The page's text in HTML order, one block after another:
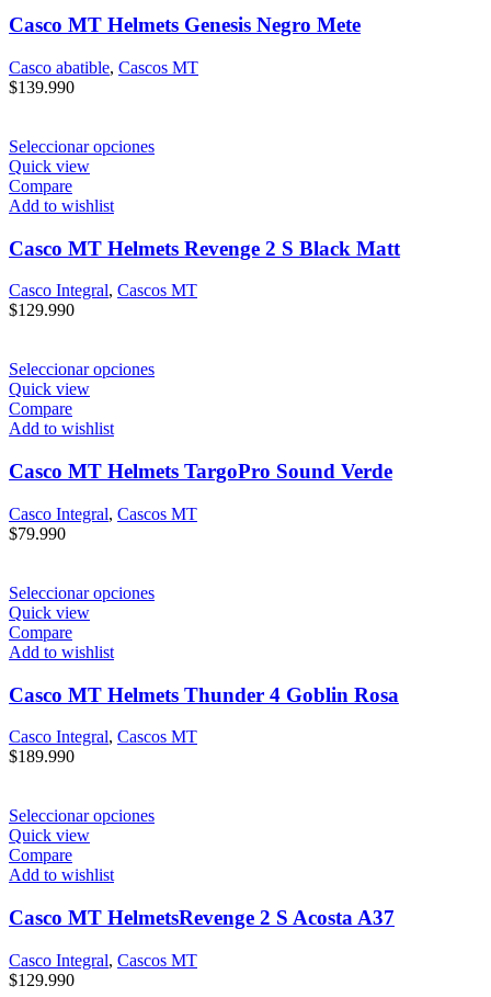
Casco MT Helmets Genesis Negro Mete
Casco abatible, Cascos MT
$139.990
Seleccionar opciones
Quick view
Compare
Add to wishlist
Casco MT Helmets Revenge 2 S Black Matt
Casco Integral, Cascos MT
$129.990
Seleccionar opciones
Quick view
Compare
Add to wishlist
Casco MT Helmets TargoPro Sound Verde
Casco Integral, Cascos MT
$79.990
Seleccionar opciones
Quick view
Compare
Add to wishlist
Casco MT Helmets Thunder 4 Goblin Rosa
Casco Integral, Cascos MT
$189.990
Seleccionar opciones
Quick view
Compare
Add to wishlist
Casco MT HelmetsRevenge 2 S Acosta A37
Casco Integral, Cascos MT
$129.990